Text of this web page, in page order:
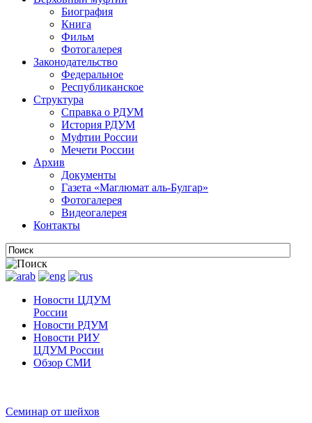
Биография
Книга
Фильм
Фотогалерея
Законодательство
Федеральное
Республиканское
Структура
Справка о РДУМ
История РДУМ
Муфтии России
Мечети России
Архив
Документы
Газета «Маглюмат аль-Булгар»
Фотогалерея
Видеогалерея
Контакты
Новости ЦДУМ
России
Новости РДУМ
Новости РИУ
ЦДУМ России
Обзор СМИ
Семинар от шейхов